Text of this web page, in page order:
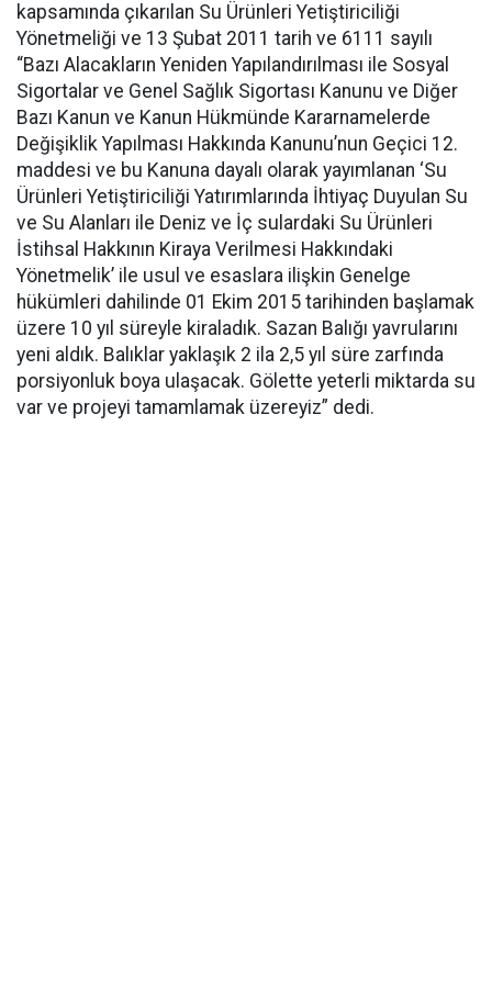
kapsamında çıkarılan Su Ürünleri Yetiştiriciliği
Yönetmeliği ve 13 Şubat 2011 tarih ve 6111 sayılı
“Bazı Alacakların Yeniden Yapılandırılması ile Sosyal
Sigortalar ve Genel Sağlık Sigortası Kanunu ve Diğer
Bazı Kanun ve Kanun Hükmünde Kararnamelerde
Değişiklik Yapılması Hakkında Kanunu’nun Geçici 12.
maddesi ve bu Kanuna dayalı olarak yayımlanan ‘Su
Ürünleri Yetiştiriciliği Yatırımlarında İhtiyaç Duyulan Su
ve Su Alanları ile Deniz ve İç sulardaki Su Ürünleri
İstihsal Hakkının Kiraya Verilmesi Hakkındaki
Yönetmelik’ ile usul ve esaslara ilişkin Genelge
hükümleri dahilinde 01 Ekim 2015 tarihinden başlamak
üzere 10 yıl süreyle kiraladık. Sazan Balığı yavrularını
yeni aldık. Balıklar yaklaşık 2 ila 2,5 yıl süre zarfında
porsiyonluk boya ulaşacak. Gölette yeterli miktarda su
var ve projeyi tamamlamak üzereyiz” dedi.